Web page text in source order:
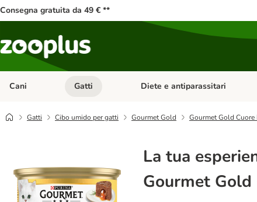
Consegna gratuita da 49 € **
Cani Apri Menu Categoria: Cani
Gatti Apri Menu Categoria: Gatti
Diete e antiparassitari
Gatti Cibo umido per gatti Gourmet Gold Gourmet Gold
La tua
Gourmet